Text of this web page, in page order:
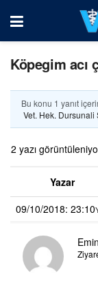
Köpegim acı
Bu konu 1 yanıt
Vet. Hek. Dursunali
2 yazı
Yazar
09/10/2018: 23:10